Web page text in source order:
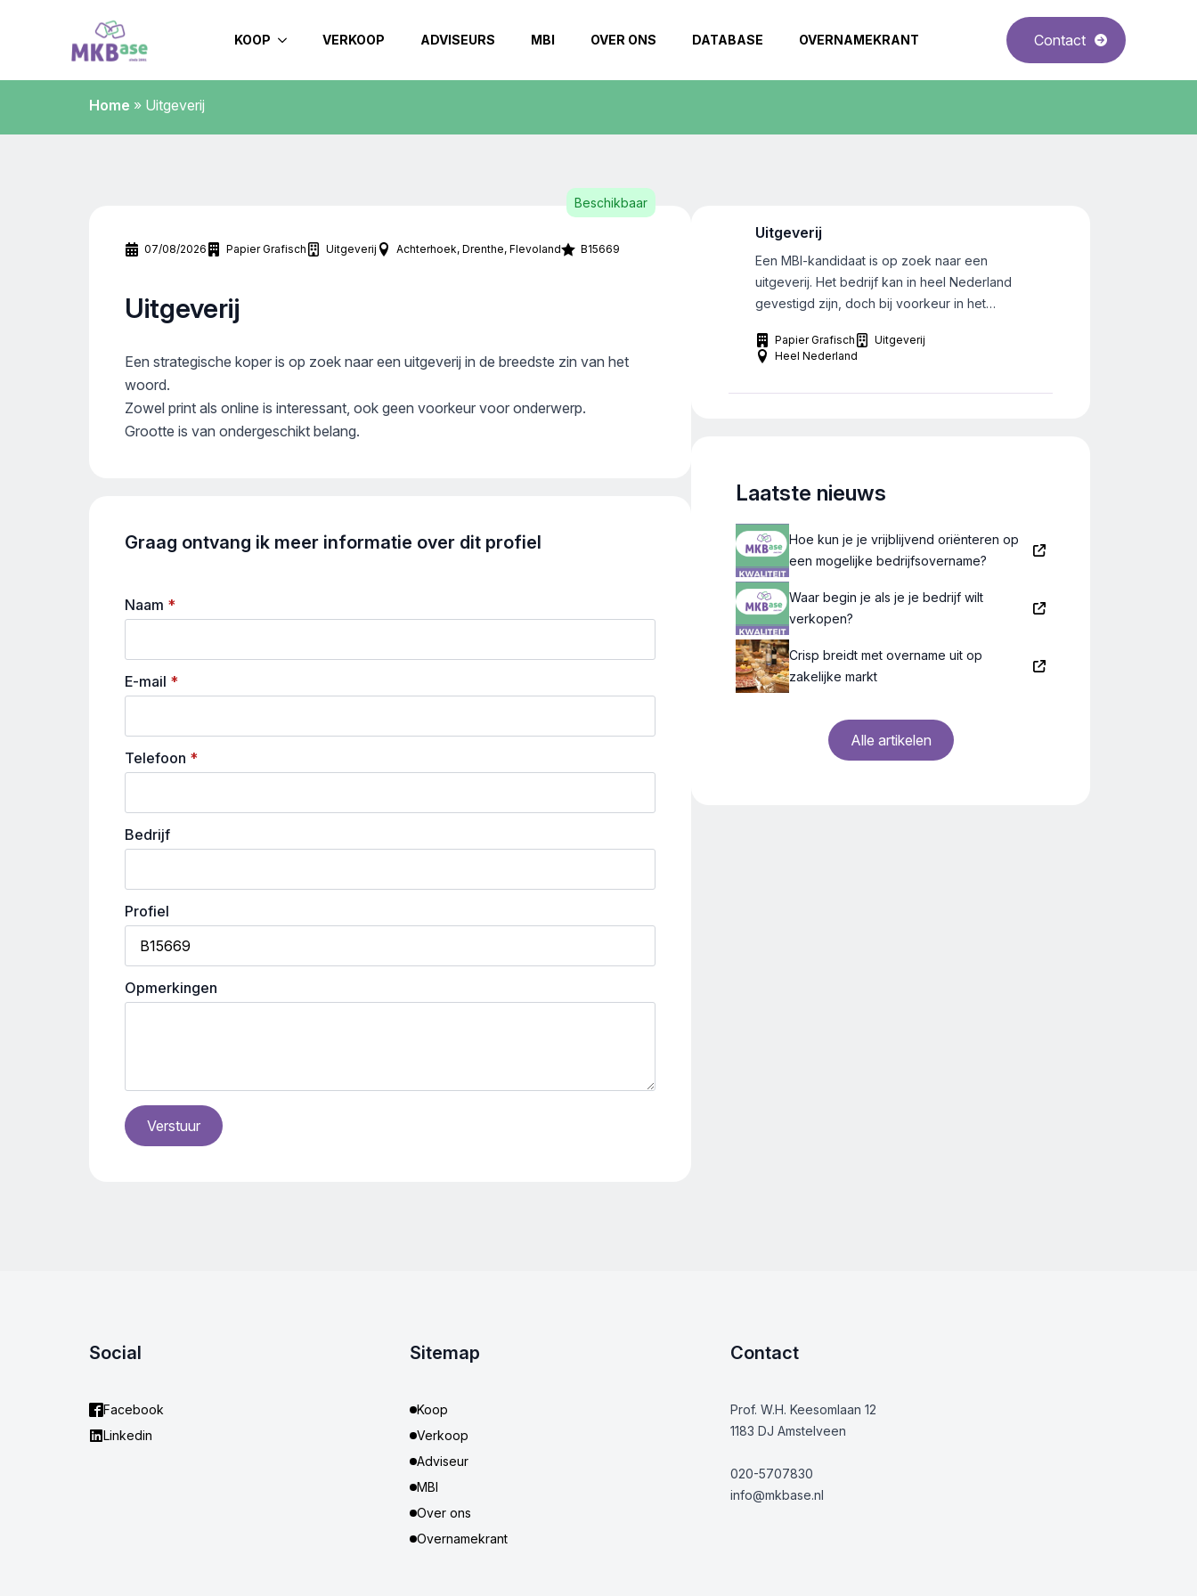
KOOP VERKOOP ADVISEURS MBI OVER ONS DATABASE OVERNAMEKRANT Contact
Home » Uitgeverij
07/08/2026 Papier Grafisch Uitgeverij Achterhoek Drenthe Flevoland B15669
Uitgeverij
Een strategische koper is op zoek naar een uitgeverij in de breedste zin van het
woord.
Zowel print als online is interessant, ook geen voorkeur voor onderwerp.
Grootte is van ondergeschikt belang.
Beschikbaar
Graag ontvang ik meer informatie over dit profiel
Naam *
E-mail *
Telefoon *
Bedrijf
Profiel
Opmerkingen
Verstuur
Uitgeverij
Een MBI-kandidaat is op zoek naar een
uitgeverij. Het bedrijf kan in heel Nederland
gevestigd zijn, doch bij voorkeur in het
B2B als B@C georienteerd zijn.
Papier Grafisch
Uitgeverij
Heel Nederland
Laatste nieuws
Hoe kun je je vrijblijvend oriënteren op
een mogelijke bedrijfsovername?
Waar begin je als je je bedrijf wilt
verkopen?
Crisp breidt met overname uit op
zakelijke markt
Alle artikelen
Social
Facebook
Linkedin
Sitemap
Koop
Verkoop
Adviseur
MBI
Over ons
Overnamekrant
Contact
Prof. W.H. Keesomlaan 12
1183 DJ Amstelveen
020-5707830
info@mkbase.nl